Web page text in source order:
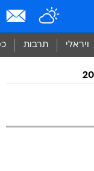
ויראלי תרבות